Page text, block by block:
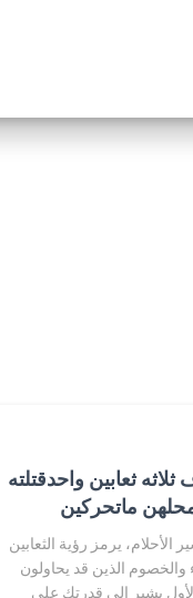
ثعابين واحدقتلته
ماتحركين
يرمز رؤية الثعابين
والخصوم الذين قد يحاولون
يشير إلى قدرتك على